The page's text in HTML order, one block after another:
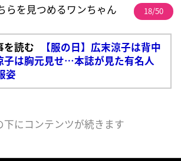
らを見つめるワンちゃん 18/50
を読む
【服の日】広末涼子は背中
子は胸元見せ…本誌が見た有名人
姿
下にコンテンツが続きます